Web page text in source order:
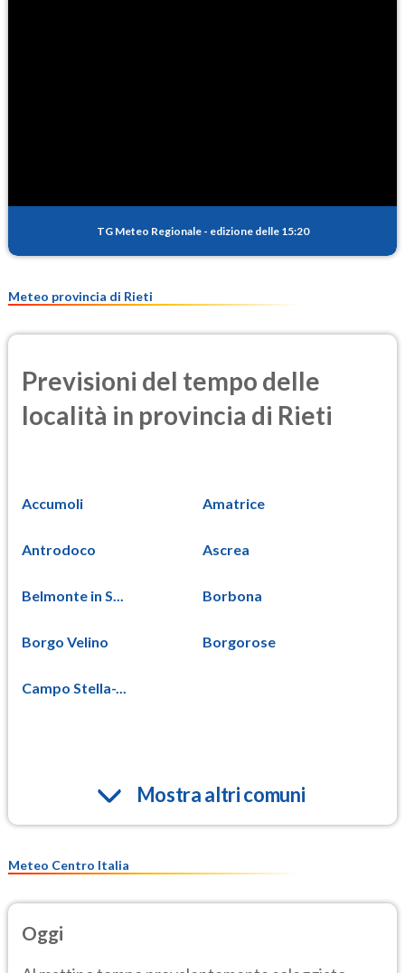
PM25
TG Meteo Regionale - edizione delle 15:20
Meteo provincia di Rieti
Previsioni del tempo delle
località in provincia di Rieti
Accumoli Amatrice
Antrodoco Ascrea
Belmonte in S... Borbona
Borgo Velino Borgorose
Campo Stella-...
Mostra altri comuni
Meteo Centro Italia
Oggi